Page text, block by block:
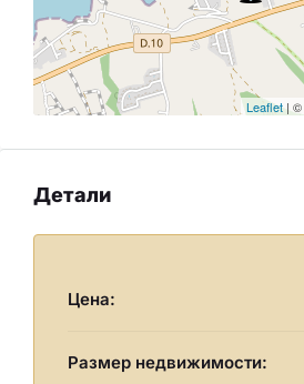
Leaflet | ©
Детали
Цена:
Размер недвижимости: